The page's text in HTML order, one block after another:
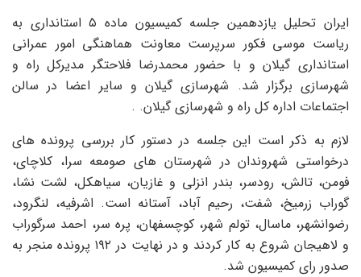
ایران تحلیل یازدهمین جلسه کمیسیون ماده ۵ استانداری به
ریاست موسی فکور سرپرست معاونت هماهنگی امور عمرانی
استانداری گیلان و با حضور محمدرضا فلاحتگر مدیرکل راه و
شهرسازی برگزار شد. شهرسازی گیلان و سایر اعضا در سالن
اجتماعات اداره کل راه و شهرسازی گیلان. .
لازم به ذکر است این جلسه در دستور کار بررسی پرونده های
درخواستی شهروندان در شهرستان های صومعه سرا، کلاچای،
فومن، تالش، رودسر، بندر انزلی و غازیان، سیاهکل، لشت نشا،
گوراب زرمیخ، شفت، رحیم آباد، آستانه است. اشرفیه، لنگرود،
رضوانشهر، ماسال، تولم شهر، کوچسفهان، پره سر، احمد سرگوراب
و لاهیجان شروع به کار کردند و در نهایت در ۱۹۲ پرونده منجر به
صدور رای کمیسیون شد.